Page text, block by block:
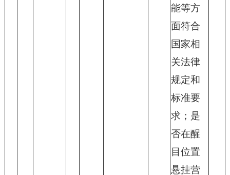
能等方
面符合
国家相
关法律
规定和
标准要
求；是
否在醒
目位置
悬挂营